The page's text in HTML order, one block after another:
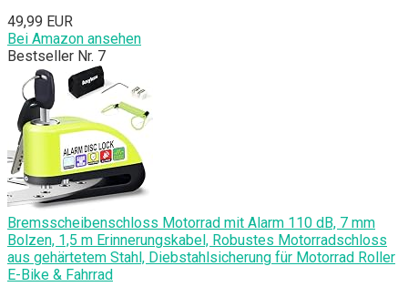
49,99 EUR
Bei Amazon ansehen
Bestseller Nr. 7
Bremsscheibenschloss Motorrad mit Alarm 110 dB, 7 mm
Bolzen, 1,5 m Erinnerungskabel, Robustes Motorradschloss
aus gehärtetem Stahl, Diebstahlsicherung für Motorrad Roller
E-Bike & Fahrrad